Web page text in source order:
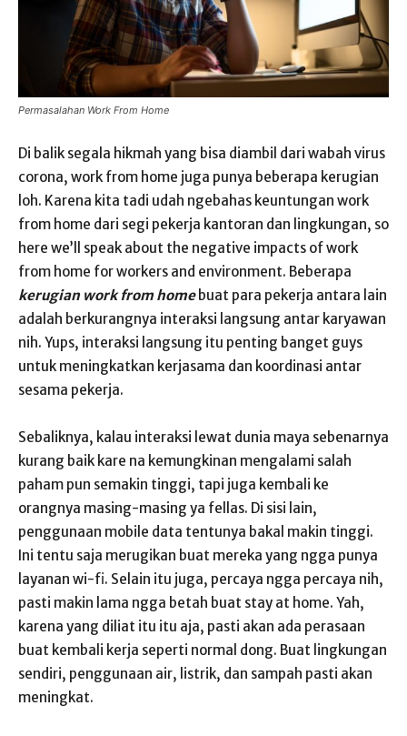
Permasalahan Work From Home
Di balik segala hikmah yang bisa diambil dari wabah virus
corona, work from home juga punya beberapa kerugian
loh. Karena kita tadi udah ngebahas keuntungan work
from home dari segi pekerja kantoran dan lingkungan, so
here we’ll speak about the negative impacts of work
from home for workers and environment. Beberapa
kerugian work from homebuat para pekerja antara lain
adalah berkurangnya interaksi langsung antar karyawan
nih. Yups, interaksi langsung itu penting banget guys
untuk meningkatkan kerjasama dan koordinasi antar
sesama pekerja.
Sebaliknya, kalau interaksi lewat dunia maya sebenarnya
kurang baik kare na kemungkinan mengalami salah
paham pun semakin tinggi, tapi juga kembali ke
orangnya masing-masing ya fellas. Di sisi lain,
penggunaan mobile data tentunya bakal makin tinggi.
Ini tentu saja merugikan buat mereka yang ngga punya
layanan wi-fi. Selain itu juga, percaya ngga percaya nih,
pasti makin lama ngga betah buat stay at home. Yah,
karena yang diliat itu itu aja, pasti akan ada perasaan
buat kembali kerja seperti normal dong. Buat lingkungan
sendiri, penggunaan air, listrik, dan sampah pasti akan
meningkat.